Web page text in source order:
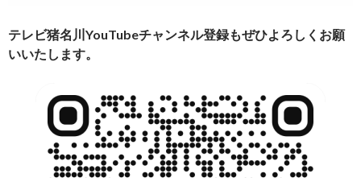
テレビ猪名川YouTubeチャンネル登録もぜひよろしくお願
いいたします。